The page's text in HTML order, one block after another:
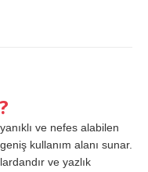
ve nefes alabilen
kullanım alanı sunar.
ve yazlık